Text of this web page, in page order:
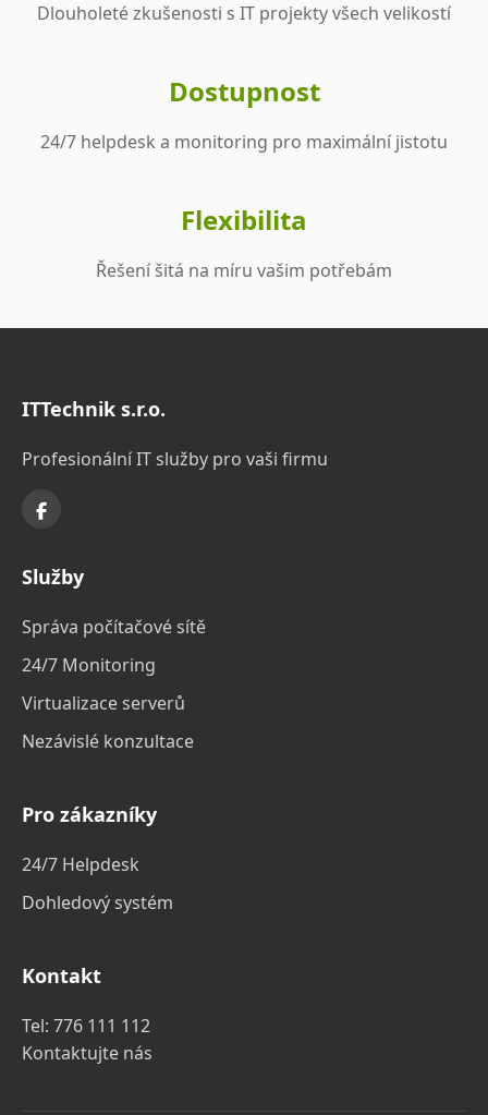
Dlouholeté zkušenosti s IT projekty všech velikostí
Dostupnost
24/7 helpdesk a monitoring pro maximální jistotu
Flexibilita
Řešení šitá na míru vašim potřebám
ITTechnik s.r.o.
Profesionální IT služby pro vaši firmu
Služby
Správa počítačové sítě
24/7 Monitoring
Virtualizace serverů
Nezávislé konzultace
Pro zákazníky
24/7 Helpdesk
Dohledový systém
Kontakt
Tel: 776 111 112
Kontaktujte nás